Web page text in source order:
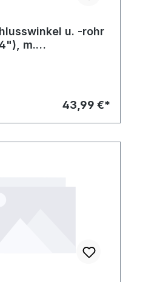
u. -rohr
m.
43,99 €*